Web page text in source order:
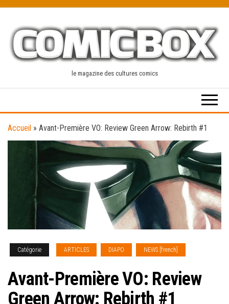
content
le magazine des cultures comics
Accueil » Avant-Première VO: Review Green Arrow: Rebirth #1
Catégorie ARTICLES DIAPO NEWS [french]
Avant-Première VO: Review
Green Arrow: Rebirth #1